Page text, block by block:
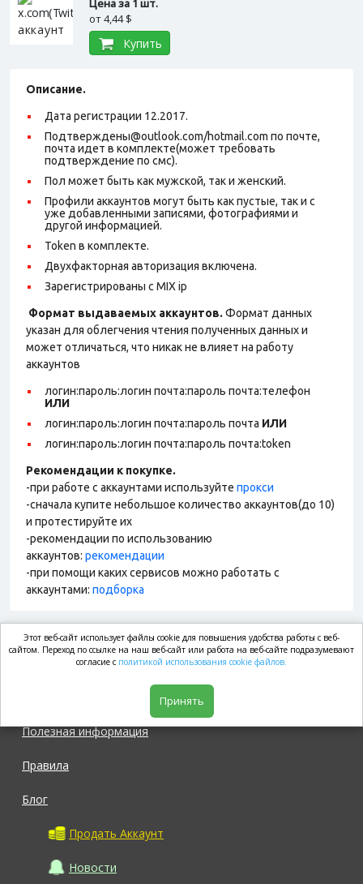
Цена за 1 шт.
от4,44 $
Купить
Описание.
Дата регистрации 12.2017.
Подтверждены@outlook.com/hotmail.com по почте,
почта идет в комплекте(может требовать
подтверждение по смс).
Пол может быть как мужской, так и женский.
Профили аккаунтов могут быть как пустые, так и с
уже добавленными записями, фотографиями и
другой информацией.
Token в комплекте.
Двухфакторная авторизация включена.
Зарегистрированы с MIX ip
Формат выдаваемых аккаунтов. Формат данных
указан для облегчения чтения полученных данных и
может отличаться, что никак не влияет на работу
аккаунтов
логин:пароль:логин почта:пароль почта:телефон
ИЛИ
логин:пароль:логин почта:пароль почта ИЛИ
логин:пароль:логин почта:пароль почта:token
Рекомендации к покупке.
-при работе с аккаунтами используйте прокси
-сначала купите небольшое количество аккаунтов(до 10)
и протестируйте их
-рекомендации по использованию
аккаунтов: рекомендации
-при помощи каких сервисов можно работать с
аккаунтами: подборка
market.com
Полезная информация
Правила
Блог
Продать Аккаунт
Новости
Этот веб-сайт использует файлы cookie для повышения удобства работы с веб-
сайтом. Переход по ссылке на наш веб-сайт или работа на веб-сайте подразумевают
согласие с политикой использования cookie файлов.
Принять